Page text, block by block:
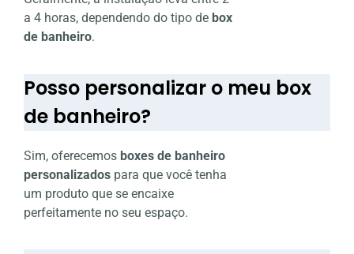
a 4 horas, dependendo do tipo de box
de banheiro.
Posso personalizar o meu box
de banheiro?
Sim, oferecemos boxes de banheiro
personalizados para que você tenha
um produto que se encaixe
perfeitamente no seu espaço.